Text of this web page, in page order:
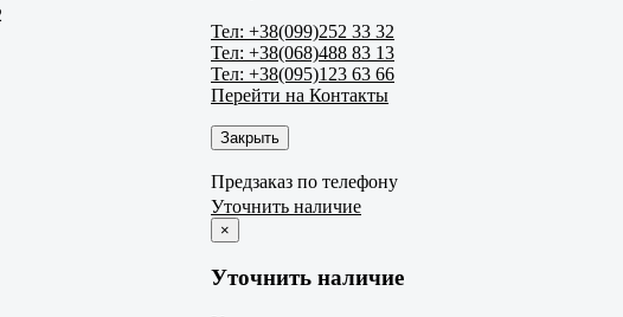
Тел: +38(099)252 33 32
Тел: +38(068)488 83 13
Тел: +38(095)123 63 66
Перейти на Контакты
Закрыть
Предзаказ по телефону
Уточнить наличие
×
Уточнить наличие